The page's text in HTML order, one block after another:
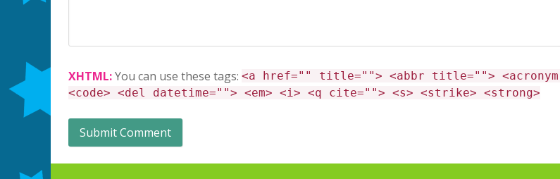
XHTML:You can use these tags: <a href="" title=""> <abbr title="">
<code> <del datetime=""> <em> <i> <q cite=""> <s> <strike> <strong>